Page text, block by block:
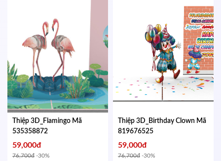
Thiệp 3D_Flamingo Mã
535358872
59,000đ
76,700đ -30%
Thiệp 3D_Birthday Clown Mã
819676525
59,000đ
76,700đ -30%